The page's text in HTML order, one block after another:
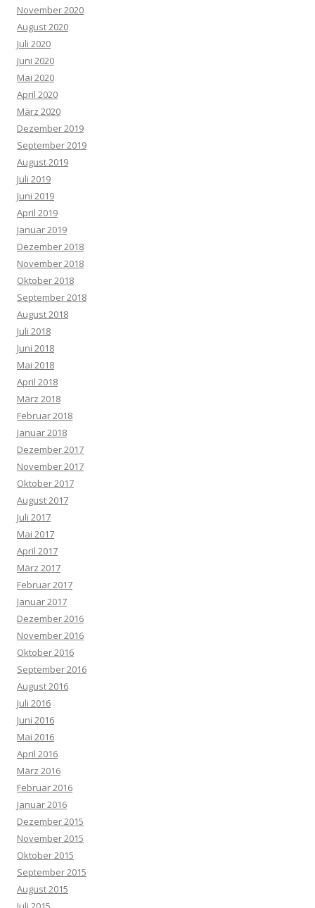
November 2020
August 2020
Juli 2020
Juni 2020
Mai 2020
April 2020
März 2020
Dezember 2019
September 2019
August 2019
Juli 2019
Juni 2019
April 2019
Januar 2019
Dezember 2018
November 2018
Oktober 2018
September 2018
August 2018
Juli 2018
Juni 2018
Mai 2018
April 2018
März 2018
Februar 2018
Januar 2018
Dezember 2017
November 2017
Oktober 2017
August 2017
Juli 2017
Mai 2017
April 2017
März 2017
Februar 2017
Januar 2017
Dezember 2016
November 2016
Oktober 2016
September 2016
August 2016
Juli 2016
Juni 2016
Mai 2016
April 2016
März 2016
Februar 2016
Januar 2016
Dezember 2015
November 2015
Oktober 2015
September 2015
August 2015